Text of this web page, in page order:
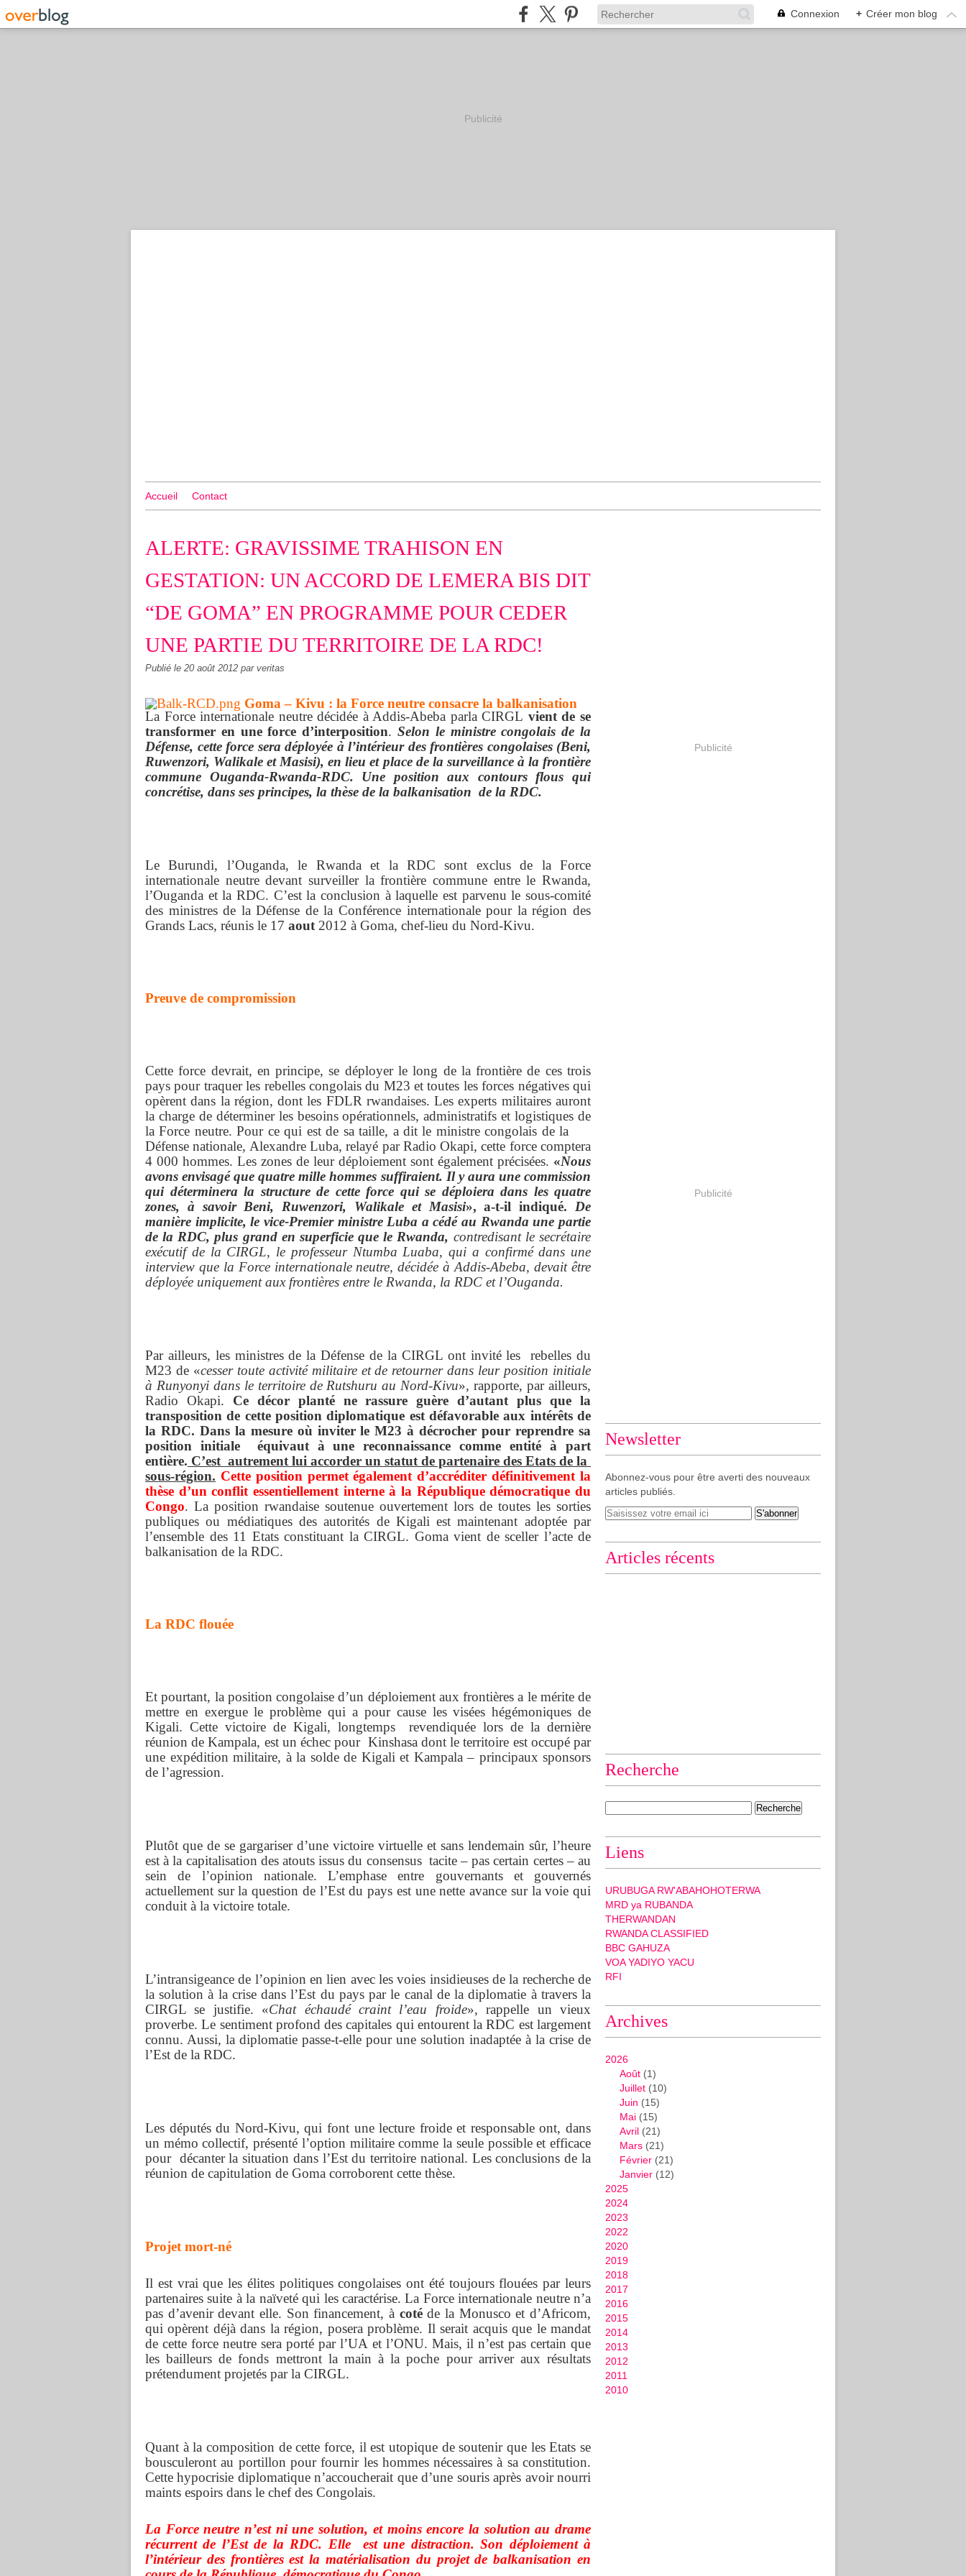
Connexion + Créer mon blog
Publicité
Accueil Contact
ALERTE: GRAVISSIME TRAHISON EN
GESTATION: UN ACCORD DE LEMERA BIS DIT
“DE GOMA” EN PROGRAMME POUR CEDER
UNE PARTIE DU TERRITOIRE DE LA RDC!
Publié le 20 août 2012 par veritas
Goma – Kivu : la Force neutre consacre la balkanisation
La Force internationale neutre décidée à Addis-Abeba parla CIRGL vient de se
transformer en une force d’interposition.Selon le ministre congolais de la
Défense, cette force sera déployée à l’intérieur des frontières congolaises (Beni,
Ruwenzori, Walikale et Masisi), en lieu et place de la surveillance à la frontière
commune Ouganda-Rwanda-RDC. Une position aux contours flous qui
concrétise, dans ses principes, la thèse de la balkanisation de la RDC.
Le Burundi, l’Ouganda, le Rwanda et la RDC sont exclus de la Force
internationale neutre devant surveiller la frontière commune entre le Rwanda,
l’Ouganda et la RDC. C’est la conclusion à laquelle est parvenu le sous-comité
des ministres de la Défense de la Conférence internationale pour la région des
Grands Lacs, réunis le 17 aout 2012 à Goma, chef-lieu du Nord-Kivu.
Preuve de compromission
Cette force devrait, en principe, se déployer le long de la frontière de ces trois
pays pour traquer les rebelles congolais du M23 et toutes les forces négatives qui
opèrent dans la région, dont les FDLR rwandaises. Les experts militaires auront
la charge de déterminer les besoins opérationnels, administratifs et logistiques de
la Force neutre. Pour ce qui est de sa taille, a dit le ministre congolais de la
Défense nationale, Alexandre Luba, relayé par Radio Okapi, cette force comptera
4 000 hommes. Les zones de leur déploiement sont également précisées. «Nous
avons envisagé que quatre mille hommes suffiraient. Il y aura une commission
qui déterminera la structure de cette force qui se déploiera dans les quatre
zones, à savoir Beni, Ruwenzori, Walikale et Masisi», a-t-il indiqué.
De
manière implicite, le vice-Premier ministre Luba a cédé au Rwanda une partie
de la RDC, plus grand en superficie que le Rwanda, contredisant le secrétaire
exécutif de la CIRGL, le professeur Ntumba Luaba, qui a confirmé dans une
interview que la Force internationale neutre, décidée à Addis-Abeba, devait être
déployée uniquement aux frontières entre le Rwanda, la RDC et l’Ouganda.
Par ailleurs, les ministres de la Défense de la CIRGL ont invité les rebelles du
M23 de «cesser toute activité militaire et de retourner dans leur position initiale
à Runyonyi dans le territoire de Rutshuru au Nord-Kivu», rapporte, par ailleurs,
Radio Okapi. Ce décor planté ne rassure guère d’autant plus que la
transposition de cette position diplomatique est défavorable aux intérêts de
la RDC. Dans la mesure où inviter le M23 à décrocher pour reprendre sa
position initiale équivaut à une reconnaissance comme entité à part
entière. C’est autrement lui accorder un statut de partenaire des Etats de la
sous-région. Cette position permet également d’accréditer définitivement la
thèse d’un conflit essentiellement interne à la République démocratique du
Congo. La position rwandaise soutenue ouvertement lors de toutes les sorties
publiques ou médiatiques des autorités de Kigali est maintenant adoptée par
l’ensemble des 11 Etats constituant la CIRGL. Goma vient de sceller l’acte de
balkanisation de la RDC.
La RDC flouée
Et pourtant, la position congolaise d’un déploiement aux frontières a le mérite de
mettre en exergue le problème qui a pour cause les visées hégémoniques de
Kigali. Cette victoire de Kigali, longtemps revendiquée lors de la dernière
réunion de Kampala, est un échec pour Kinshasa dont le territoire est occupé par
une expédition militaire, à la solde de Kigali et Kampala – principaux sponsors
de l’agression.
Plutôt que de se gargariser d’une victoire virtuelle et sans lendemain sûr, l’heure
est à la capitalisation des atouts issus du consensus tacite – pas certain certes – au
sein de l’opinion nationale. L’emphase entre gouvernants et gouvernés
actuellement sur la question de l’Est du pays est une nette avance sur la voie qui
conduit à la victoire totale.
L’intransigeance de l’opinion en lien avec les voies insidieuses de la recherche de
la solution à la crise dans l’Est du pays par le canal de la diplomatie à travers la
CIRGL se justifie. «Chat échaudé craint l’eau froide», rappelle un vieux
proverbe. Le sentiment profond des capitales qui entourent la RDC est largement
connu. Aussi, la diplomatie passe-t-elle pour une solution inadaptée à la crise de
l’Est de la RDC.
Les députés du Nord-Kivu, qui font une lecture froide et responsable ont, dans
un mémo collectif, présenté l’option militaire comme la seule possible et efficace
pour décanter la situation dans l’Est du territoire national. Les conclusions de la
réunion de capitulation de Goma corroborent cette thèse.
Projet mort-né
Il est vrai que les élites politiques congolaises ont été toujours flouées par leurs
partenaires suite à la naïveté qui les caractérise. La Force internationale neutre n’a
pas d’avenir devant elle. Son financement, à coté de la Monusco et d’Africom,
qui opèrent déjà dans la région, posera problème. Il serait acquis que le mandat
de cette force neutre sera porté par l’UA et l’ONU. Mais, il n’est pas certain que
les bailleurs de fonds mettront la main à la poche pour arriver aux résultats
prétendument projetés par la CIRGL.
Quant à la composition de cette force, il est utopique de soutenir que les Etats se
bousculeront au portillon pour fournir les hommes nécessaires à sa constitution.
Cette hypocrisie diplomatique n’accoucherait que d’une souris après avoir nourri
maints espoirs dans le chef des Congolais.
La Force neutre n’est ni une solution, et moins encore la solution au drame
récurrent de l’Est de la RDC. Elle est une distraction. Son déploiement à
l’intérieur des frontières est la matérialisation du projet de balkanisation en
Publicité
Publicité
Newsletter
Abonnez-vous pour être averti des nouveaux
articles publiés.
Articles récents
Recherche
Liens
URUBUGA RW'ABAHOHOTERWA
MRD ya RUBANDA
THERWANDAN
RWANDA CLASSIFIED
BBC GAHUZA
VOA YADIYO YACU
RFI
Archives
2026
Août (1)
Juillet (10)
Juin (15)
Mai (15)
Avril (21)
Mars (21)
Février (21)
Janvier (12)
2025
2024
2023
2022
2020
2019
2018
2017
2016
2015
2014
2013
2012
2011
2010